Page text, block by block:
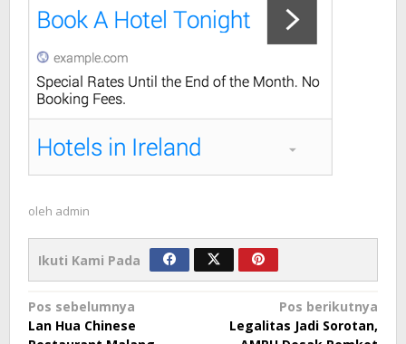
oleh admin
Ikuti Kami Pada
Navigasi
pos
Pos sebelumnya
Lan Hua Chinese
Pos berikutnya
Legalitas Jadi Sorotan,